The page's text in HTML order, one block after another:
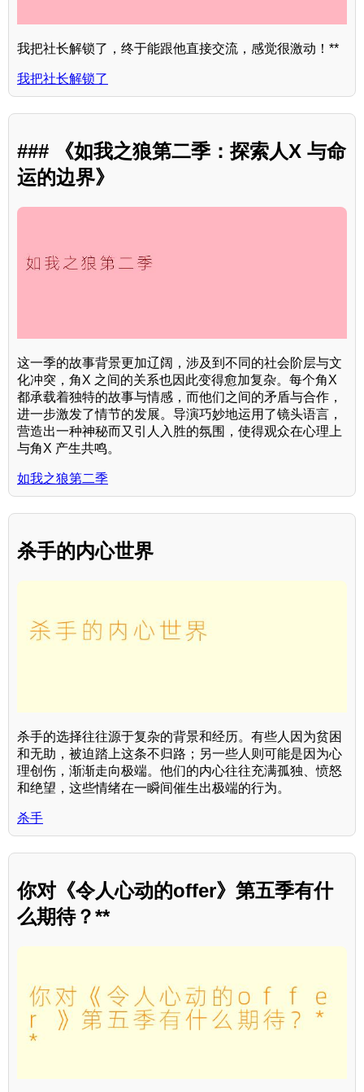
我把社长解锁了，终于能跟他直接交流，感觉很激动！**
我把社长解锁了
### 《如我之狼第二季：探索人X 与命
运的边界》
这一季的故事背景更加辽阔，涉及到不同的社会阶层与文
化冲突，角X 之间的关系也因此变得愈加复杂。每个角X
都承载着独特的故事与情感，而他们之间的矛盾与合作，
进一步激发了情节的发展。导演巧妙地运用了镜头语言，
营造出一种神秘而又引人入胜的氛围，使得观众在心理上
与角X 产生共鸣。
如我之狼第二季
杀手的内心世界
杀手的选择往往源于复杂的背景和经历。有些人因为贫困
和无助，被迫踏上这条不归路；另一些人则可能是因为心
理创伤，渐渐走向极端。他们的内心往往充满孤独、愤怒
和绝望，这些情绪在一瞬间催生出极端的行为。
杀手
你对《令人心动的offer》第五季有什
么期待？**